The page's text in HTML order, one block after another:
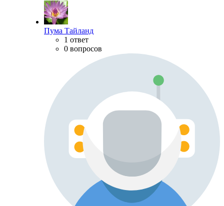
Пума Тайланд
1 ответ
0 вопросов